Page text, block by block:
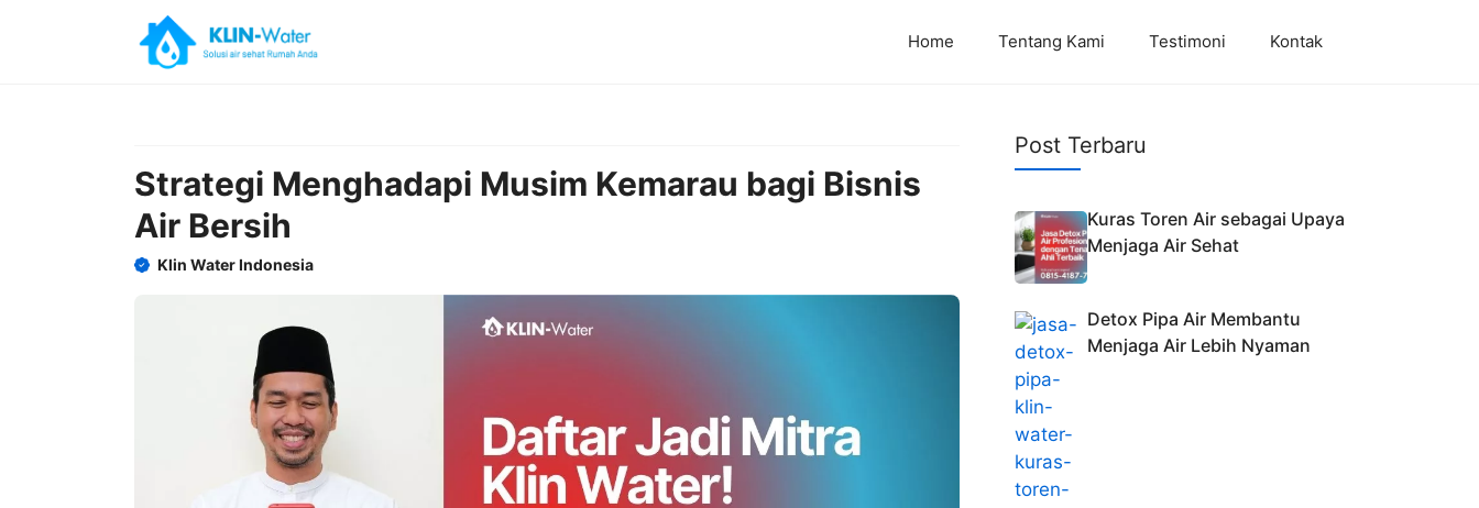
Home Tentang Kami Testimoni Kontak
Strategi Menghadapi Musim Kemarau bagi Bisnis
Air Bersih
Klin Water Indonesia
Post Terbaru
Kuras Toren Air sebagai Upaya
Menjaga Air Sehat
Detox Pipa Air Membantu
Menjaga Air Lebih Nyaman